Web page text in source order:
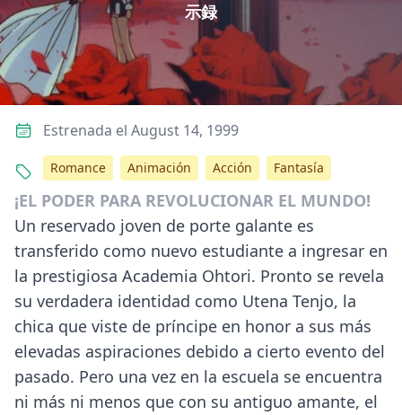
示録
¡EL PODER PARA REVOLUCIONAR EL MUNDO!
Un reservado joven de porte galante es
transferido como nuevo estudiante a ingresar en
la prestigiosa Academia Ohtori. Pronto se revela
su verdadera identidad como Utena Tenjo, la
chica que viste de príncipe en honor a sus más
elevadas aspiraciones debido a cierto evento del
pasado. Pero una vez en la escuela se encuentra
ni más ni menos que con su antiguo amante, el
Estrenada el August 14, 1999
Romance Animación Acción Fantasía